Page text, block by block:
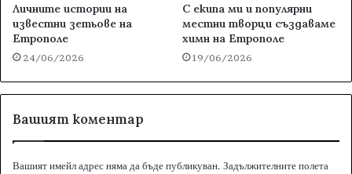
Личните истории на
известни зетьове на
Етрополе
24/06/2026
С екипа ми и популярни
местни творци създаваме
химн на Етрополе
19/06/2026
Вашият коментар
Вашият имейл адрес няма да бъде публикуван. Задължителните полета